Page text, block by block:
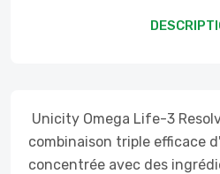
Unicity Omega Life-3
combinaison triple efficace
concentrée avec des